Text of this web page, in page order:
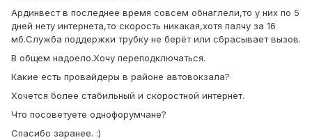
Ардинвест в последнее время совсем обнаглели,то у них по 5
дней нету интернета,то скорость никакая,хотя палчу за 16
мб.Служба поддержки трубку не берёт или сбрасывает вызов.
В общем надоело.Хочу переподключаться.
Какие есть провайдеры в районе автовокзала?
Хочется более стабильный и скоростной интернет.
Что посоветуете однофорумчане?
Спасибо заранее. :)